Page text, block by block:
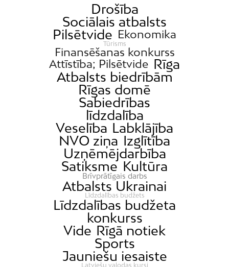
Drošība
Sociālais atbalsts
Pilsētvide Ekonomika
Tūrisms
Finansēšanas konkurss
Attīstība; Pilsētvide Rīga
Atbalsts biedrībām
Rīgas domē
Sabiedrības
līdzdalība
Veselība Labklājība
NVO ziņa Izglītība
Uzņēmējdarbība
Satiksme Kultūra
Brīvprātīgais darbs
Atbalsts Ukrainai
Līdzdalības budžets
Līdzdalības budžeta
konkurss
Vide Rīgā notiek
Sports
Jauniešu iesaiste
Latviešu valodas kursi